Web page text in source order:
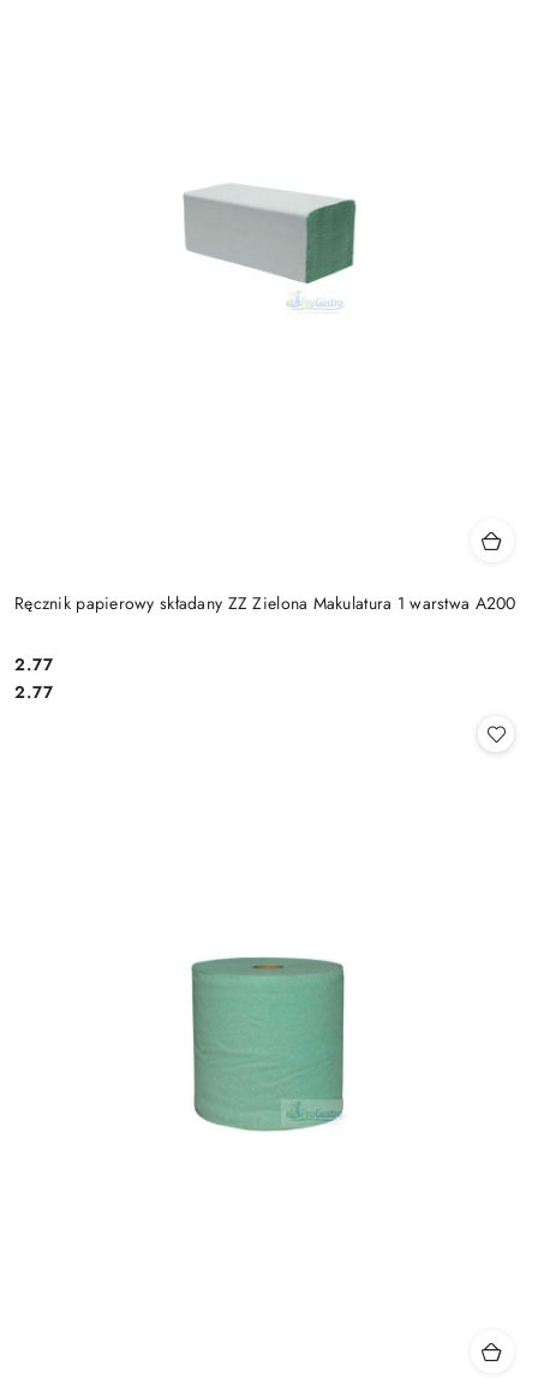
Ręcznik papierowy składany ZZ Zielona Makulatura 1 warstwa A200
Cena:
2.77
Cena:
2.77